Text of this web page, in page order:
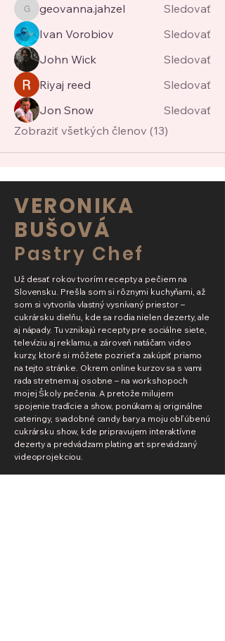
geovanna.jahzel
geovanna.jahzel
Sledovať
Ivan Vorobiov
Sledovať
John Wick
Sledovať
Riyaj reed
Sledovať
Jon Snow
Sledovať
Zobraziť všetkých členov (13)
VERONIKA
BUŠOVÁ
Pastry Chef
Už desať rokov tvorím recepty a pečiem na
Slovensku. Prešla som si rôznymi kuchyňami, až
som si vytvorila vlastný vysnívaný priestor –
cukrársku dielňu, kde sa rodia nielen dezerty, ale
aj nápady. Tu vznikajú recepty pre sociálne siete,
televíziu aj reklamu, a zároveň natáčam video
kurzy, ktoré si môžete pozrieť a zakúpiť priamo
na tejto stránke. Okrem online kurzov sa s vami
rada stretnem aj osobne – na workshopoch
mojej Školy pečenia. A pretože milujem
spojenie tradície a show, ponúkam aj originálne
cateringy, svadobné candy bary a moju obľúbenú
cukrársku show, kde pripravujem interaktívne
dezerty a predvádzam plating art sprevádzaný
videoprojekciou.